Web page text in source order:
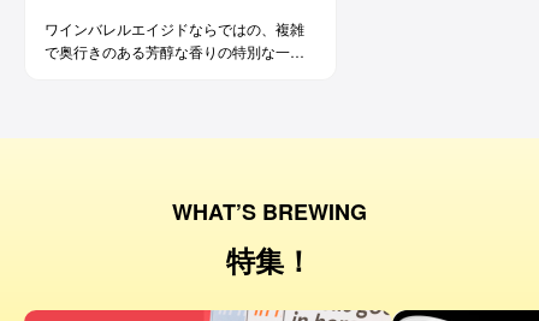
ワインバレルエイジドならではの、複雑
で奥行きのある芳醇な香りの特別な一杯
WHAT’S BREWING
特集！